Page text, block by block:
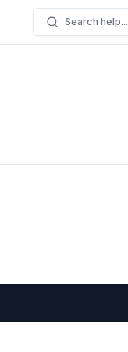
Search help...